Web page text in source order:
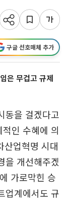
구글 선호매체 추가
은 무겁고 규제
동을 걸겠다고
인 수혜에 의
산업혁명 시대
을 개선해주겠
가로막힌 승
업계에서도 규